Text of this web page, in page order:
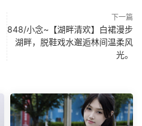
下一篇
848/小念~【湖畔清欢】白裙漫步
湖畔，脱鞋戏水邂逅林间温柔风
光。